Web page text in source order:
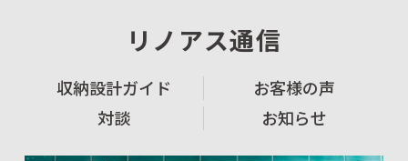
リノアス通信
収納設計ガイド
お客様の声
対談
お知らせ